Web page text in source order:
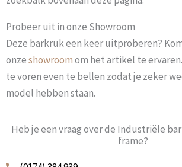
Probeer uit in onze Showroom
Deze barkruk een keer uitproberen?
onzeshowroomom het artikel te
te voren even te bellen zodat je zeker
model hebben staan.
Heb je een vraag over de Industriële
frame?